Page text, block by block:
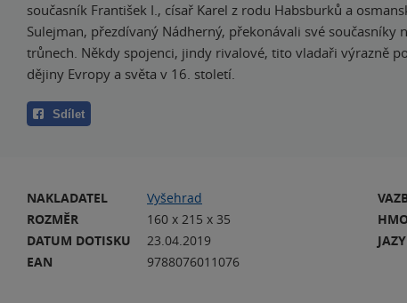
současník František I., císař Karel z rodu Habsburků a
Sulejman, přezdívaný Nádherný, překonávali své současníky
trůnech. Někdy spojenci, jindy rivalové, tito vladaři výrazně
dějiny Evropy a světa v 16. století.
Sdílet
NAKLADATEL
Vyšehrad
ROZMĚR
160 x 215 x 35
DATUM DOTISKU
23.04.2019
EAN
9788076011076